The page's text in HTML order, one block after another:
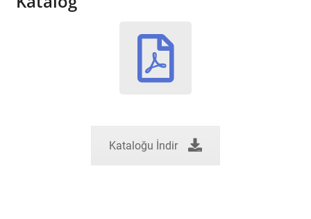
Kataloğu İndir